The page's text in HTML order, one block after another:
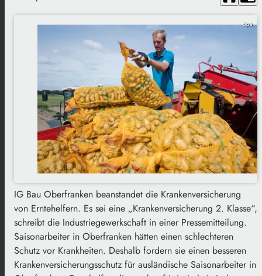
dpa
IG Bau Oberfranken beanstandet die Krankenversicherung
von Erntehelfern. Es sei eine „Krankenversicherung 2. Klasse“,
schreibt die Industriegewerkschaft in einer Pressemitteilung.
Saisonarbeiter in Oberfranken hätten einen schlechteren
Schutz vor Krankheiten. Deshalb fordern sie einen besseren
Krankenversicherungsschutz für ausländische Saisonarbeiter in